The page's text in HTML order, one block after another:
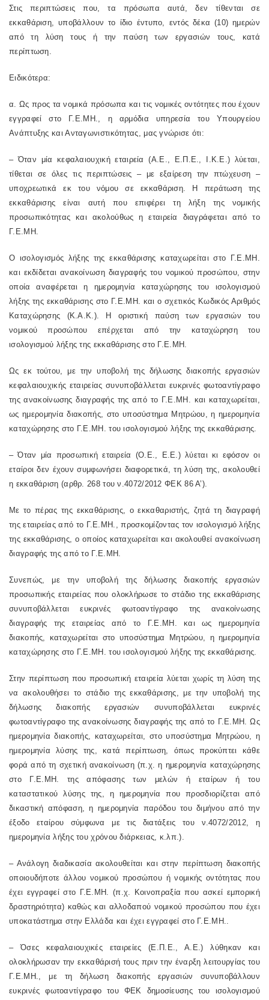
Στις περιπτώσεις που, τα πρόσωπα αυτά, δεν τίθενται σε
εκκαθάριση, υποβάλλουν το ίδιο έντυπο, εντός δέκα (10) ημερών
από τη λύση τους ή την παύση των εργασιών τους, κατά
περίπτωση.
Ειδικότερα:
α. Ως προς τα νομικά πρόσωπα και τις νομικές οντότητες που έχουν
εγγραφεί στο Γ.Ε.ΜΗ., η αρμόδια υπηρεσία του Υπουργείου
Ανάπτυξης και Ανταγωνιστικότητας, μας γνώρισε ότι:
– Όταν μία κεφαλαιουχική εταιρεία (Α.Ε., Ε.Π.Ε., Ι.Κ.Ε.) λύεται,
τίθεται σε όλες τις περιπτώσεις – με εξαίρεση την πτώχευση –
υποχρεωτικά εκ του νόμου σε εκκαθάριση. Η περάτωση της
εκκαθάρισης είναι αυτή που επιφέρει τη λήξη της νομικής
προσωπικότητας και ακολούθως η εταιρεία διαγράφεται από το
Γ.Ε.ΜΗ.
Ο ισολογισμός λήξης της εκκαθάρισης καταχωρείται στο Γ.Ε.ΜΗ.
και εκδίδεται ανακοίνωση διαγραφής του νομικού προσώπου, στην
οποία αναφέρεται η ημερομηνία καταχώρησης του ισολογισμού
λήξης της εκκαθάρισης στο Γ.Ε.ΜΗ. και ο σχετικός Κωδικός Αριθμός
Καταχώρησης (Κ.Α.Κ.). Η οριστική παύση των εργασιών του
νομικού προσώπου επέρχεται από την καταχώρηση του
ισολογισμού λήξης της εκκαθάρισης στο Γ.Ε.ΜΗ.
Ως εκ τούτου, με την υποβολή της δήλωσης διακοπής εργασιών
κεφαλαιουχικής εταιρείας συνυποβάλλεται ευκρινές φωτοαντίγραφο
της ανακοίνωσης διαγραφής της από το Γ.Ε.ΜΗ. και καταχωρείται,
ως ημερομηνία διακοπής, στο υποσύστημα Μητρώου, η ημερομηνία
καταχώρησης στο Γ.Ε.ΜΗ. του ισολογισμού λήξης της εκκαθάρισης.
– Όταν μία προσωπική εταιρεία (Ο.Ε., Ε.Ε.) λύεται κι εφόσον οι
εταίροι δεν έχουν συμφωνήσει διαφορετικά, τη λύση της, ακολουθεί
η εκκαθάριση (αρθρ. 268 του ν.4072/2012 ΦΕΚ 86 Α’).
Με το πέρας της εκκαθάρισης, ο εκκαθαριστής, ζητά τη διαγραφή
της εταιρείας από το Γ.Ε.ΜΗ., προσκομίζοντας τον ισολογισμό λήξης
της εκκαθάρισης, ο οποίος καταχωρείται και ακολουθεί ανακοίνωση
διαγραφής της από το Γ.Ε.ΜΗ.
Συνεπώς, με την υποβολή της δήλωσης διακοπής εργασιών
προσωπικής εταιρείας που ολοκλήρωσε το στάδιο της εκκαθάρισης
συνυποβάλλεται ευκρινές φωτοαντίγραφο της ανακοίνωσης
διαγραφής της εταιρείας από το Γ.Ε.ΜΗ. και ως ημερομηνία
διακοπής, καταχωρείται στο υποσύστημα Μητρώου, η ημερομηνία
καταχώρησης στο Γ.Ε.ΜΗ. του ισολογισμού λήξης της εκκαθάρισης.
Στην περίπτωση που προσωπική εταιρεία λύεται χωρίς τη λύση της
να ακολουθήσει το στάδιο της εκκαθάρισης, με την υποβολή της
δήλωσης διακοπής εργασιών συνυποβάλλεται ευκρινές
φωτοαντίγραφο της ανακοίνωσης διαγραφής της από το Γ.Ε.ΜΗ. Ως
ημερομηνία διακοπής, καταχωρείται, στο υποσύστημα Μητρώου, η
ημερομηνία λύσης της, κατά περίπτωση, όπως προκύπτει κάθε
φορά από τη σχετική ανακοίνωση (π.χ. η ημερομηνία καταχώρησης
στο Γ.Ε.ΜΗ. της απόφασης των μελών ή εταίρων ή του
καταστατικού λύσης της, η ημερομηνία που προσδιορίζεται από
δικαστική απόφαση, η ημερομηνία παρόδου του διμήνου από την
έξοδο εταίρου σύμφωνα με τις διατάξεις του ν.4072/2012, η
ημερομηνία λήξης του χρόνου διάρκειας, κ.λπ.).
– Ανάλογη διαδικασία ακολουθείται και στην περίπτωση διακοπής
οποιουδήποτε άλλου νομικού προσώπου ή νομικής οντότητας που
έχει εγγραφεί στο Γ.Ε.ΜΗ. (π.χ. Κοινοπραξία που ασκεί εμπορική
δραστηριότητα) καθώς και αλλοδαπού νομικού προσώπου που έχει
υποκατάστημα στην Ελλάδα και έχει εγγραφεί στο Γ.Ε.ΜΗ..
– Όσες κεφαλαιουχικές εταιρείες (Ε.Π.Ε., Α.Ε.) λύθηκαν και
ολοκλήρωσαν την εκκαθάρισή τους πριν την έναρξη λειτουργίας του
Γ.Ε.ΜΗ., με τη δήλωση διακοπής εργασιών συνυποβάλλουν
ευκρινές φωτοαντίγραφο του ΦΕΚ δημοσίευσης του ισολογισμού